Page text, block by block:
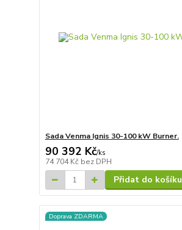
Sada Venma Ignis 30-100 kW Burner.
90 392 Kč/ks
74 704 Kč bez DPH
Přidat do košíku
Doprava ZDARMA